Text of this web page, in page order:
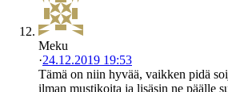
Meku
·24.12.2019 19:53
Tämä on niin hyvää, vaikken pidä
ilman mustikoita ja lisäsin ne päälle